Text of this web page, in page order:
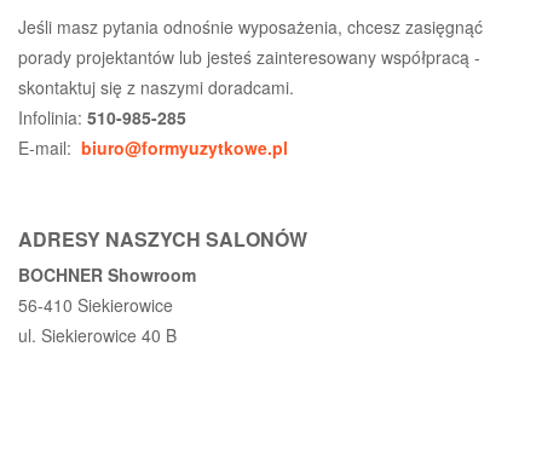
Jeśli masz pytania odnośnie wyposażenia, chcesz zasięgnąć
porady projektantów lub jesteś zainteresowany współpracą -
skontaktuj się z naszymi doradcami.
Infolinia: 510-985-285
E-mail: biuro@formyuzytkowe.pl
ADRESY NASZYCH SALONÓW
BOCHNER Showroom
56-410 Siekierowice
ul. Siekierowice 40 B